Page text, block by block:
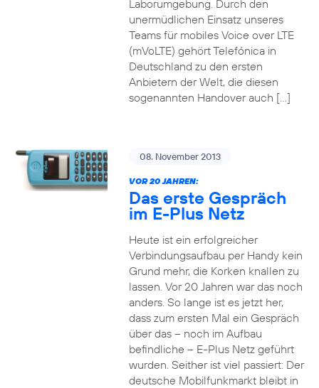
Laborumgebung. Durch den
unermüdlichen Einsatz unseres
Teams für mobiles Voice over LTE
(mVoLTE) gehört Telefónica in
Deutschland zu den ersten
Anbietern der Welt, die diesen
sogenannten Handover auch […]
08. November 2013
VOR 20 JAHREN:
Das erste Gespräch
im E-Plus Netz
Heute ist ein erfolgreicher
Verbindungsaufbau per Handy kein
Grund mehr, die Korken knallen zu
lassen. Vor 20 Jahren war das noch
anders. So lange ist es jetzt her,
dass zum ersten Mal ein Gespräch
über das – noch im Aufbau
befindliche – E-Plus Netz geführt
wurden. Seither ist viel passiert: Der
deutsche Mobilfunkmarkt bleibt in